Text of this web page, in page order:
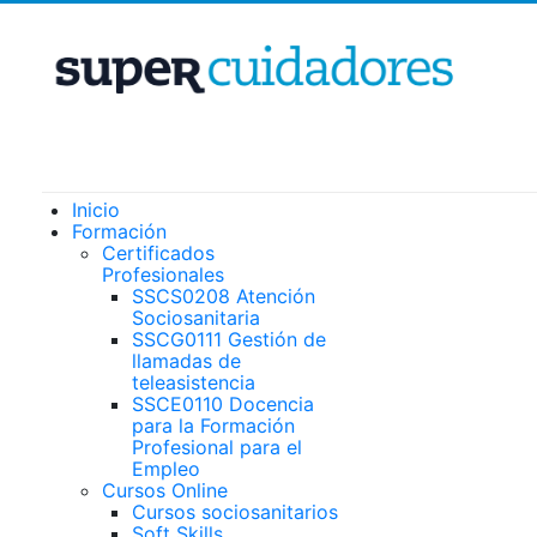
Inicio
Formación
Certificados
Profesionales
SSCS0208 Atención
Sociosanitaria
SSCG0111 Gestión de
llamadas de
teleasistencia
SSCE0110 Docencia
para la Formación
Profesional para el
Empleo
Cursos Online
Cursos sociosanitarios